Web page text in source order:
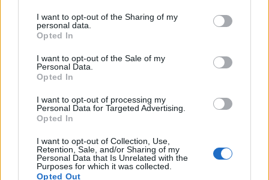
I want to opt-out of the Sharing of my
personal data.
Opted In
I want to opt-out of the Sale of my
Personal Data.
Opted In
I want to opt-out of processing my
Personal Data for Targeted Advertising.
Opted In
I want to opt-out of Collection, Use,
Retention, Sale, and/or Sharing of my
Personal Data that Is Unrelated with the
Purposes for which it was collected.
Opted Out